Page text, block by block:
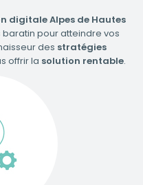
digitale Alpes de Hautes
baratin pour atteindre vos
des stratégies
offrir la solution rentable.